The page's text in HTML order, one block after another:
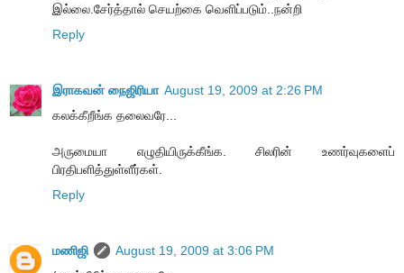
இல்லை.சேர்த்தால் செயற்கை வெளிப்படும்..நன்றி
Reply
இராகவன் நைஜிரியா August 19, 2009 at 2:26 PM
கலக்கீறீங்க தலைவரே...
அருமையா எழுதியிருக்கீங்க. சிலரின் உணர்வுகளைப்
பிரதிபளித்துள்ளீர்கள்.
Reply
மணிஜி
August 19, 2009 at 3:06 PM